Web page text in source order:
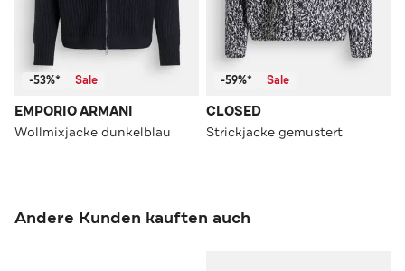
-53%* Sale
EMPORIO ARMANI
Wollmixjacke dunkelblau
-59%* Sale
CLOSED
Strickjacke gemustert
Andere Kunden kauften auch